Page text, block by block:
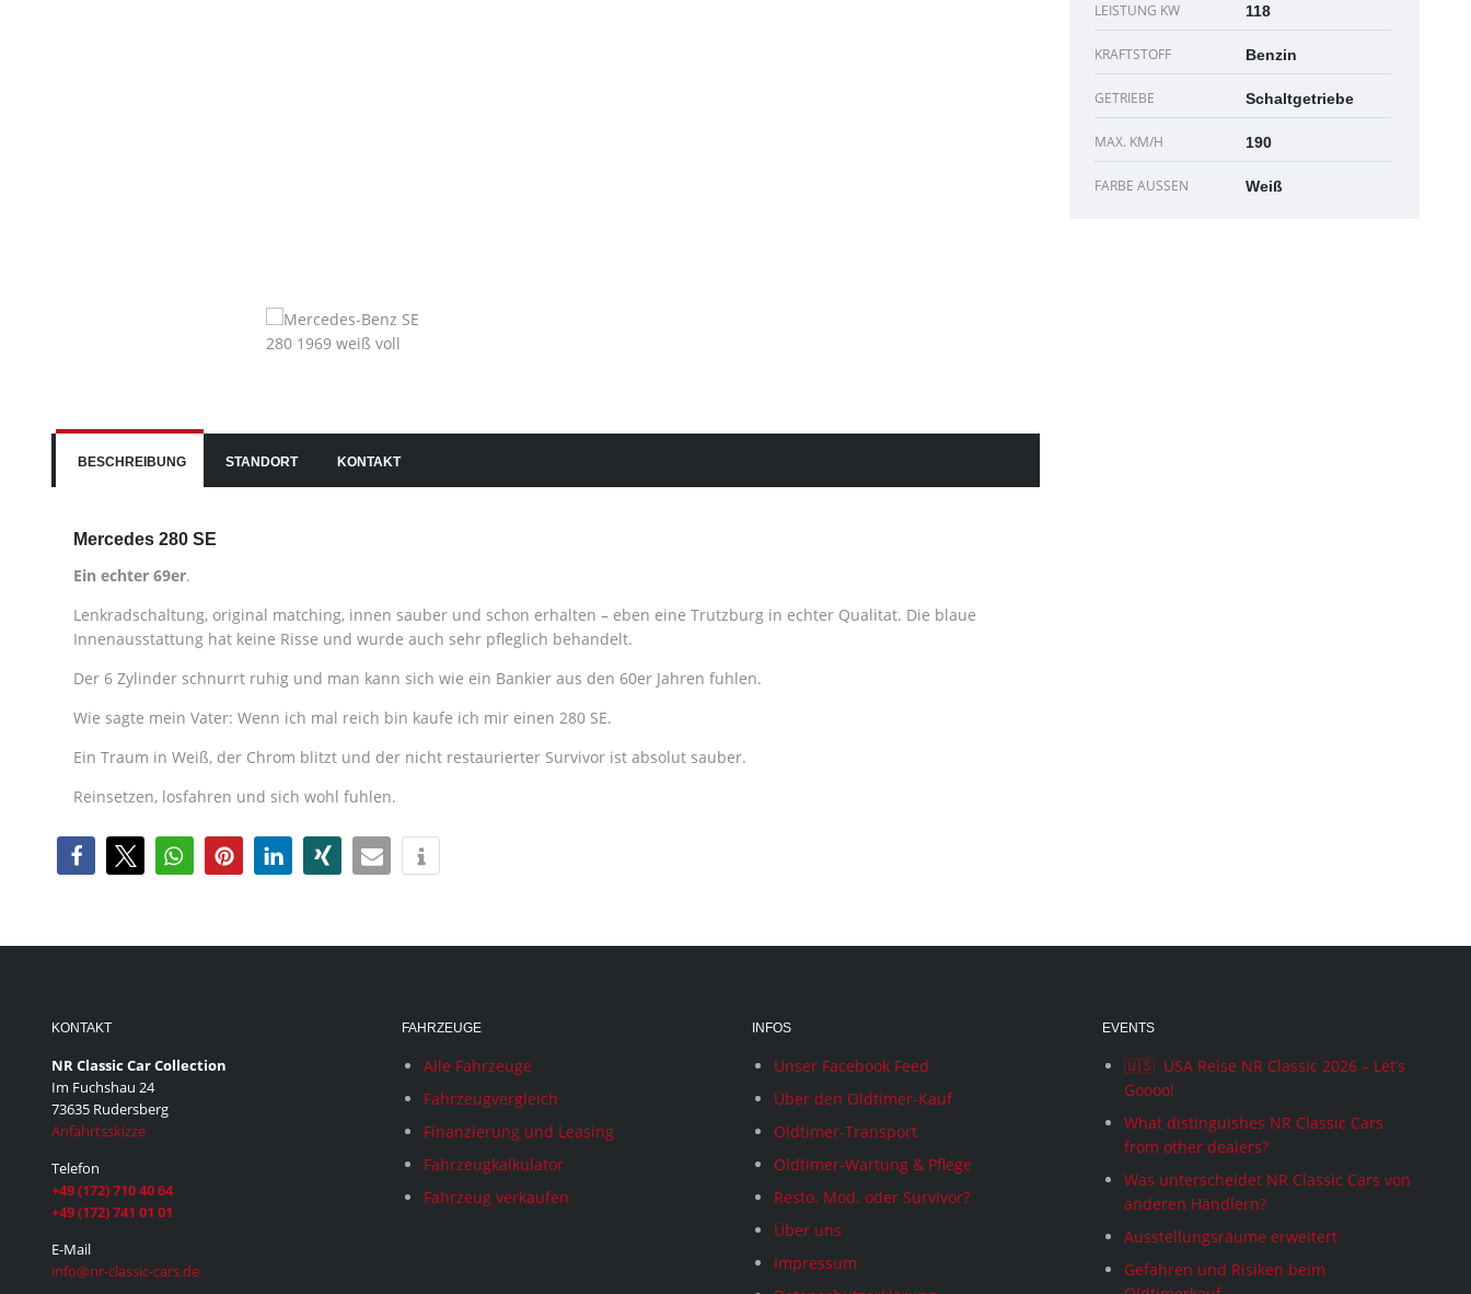
BESCHREIBUNG STANDORT KONTAKT
Mercedes 280 SE
Ein echter 69er.
Lenkradschaltung, original matching, innen sauber und schon erhalten – eben eine Trutzburg in echter Qualitat. Die blaue
Innenausstattung hat keine Risse und wurde auch sehr pfleglich behandelt.
Der 6 Zylinder schnurrt ruhig und man kann sich wie ein Bankier aus den 60er Jahren fuhlen.
Wie sagte mein Vater: Wenn ich mal reich bin kaufe ich mir einen 280 SE.
Ein Traum in Weiß, der Chrom blitzt und der nicht restaurierter Survivor ist absolut sauber.
Reinsetzen, losfahren und sich wohl fuhlen.
LEISTUNG KW 118
KRAFTSTOFF Benzin
GETRIEBE Schaltgetriebe
MAX. KM/H 190
FARBE AUSSEN Weiß
KONTAKT
NR Classic Car Collection
Im Fuchshau 24
73635 Rudersberg
Anfahrtsskizze
Telefon
+49 (172) 710 40 64
+49 (172) 741 01 01
E-Mail
info@nr-classic-cars.de
FAHRZEUGE
Alle Fahrzeuge
Fahrzeugvergleich
Finanzierung und Leasing
Fahrzeugkalkulator
Fahrzeug verkaufen
INFOS
Unser Facebook Feed
Über den Oldtimer-Kauf
Oldtimer-Transport
Oldtimer-Wartung & Pflege
Resto. Mod. oder Survivor?
Über uns
Impressum
EVENTS
🇺🇸 USA Reise NR Classic 2026 – Let’s
Goooo!
What distinguishes NR Classic Cars
from other dealers?
Was unterscheidet NR Classic Cars von
anderen Händlern?
Ausstellungsräume erweitert
Gefahren und Risiken beim